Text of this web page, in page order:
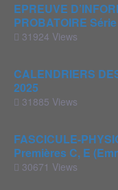
EPREUVE
PROBATOIRE
31924 Views
CALENDRIERS
2025
31885 Views
FASCICULE-
Premières C, E
30671 Views